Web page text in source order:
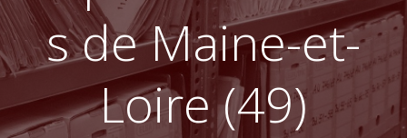
s de Maine-et-
Loire (49)